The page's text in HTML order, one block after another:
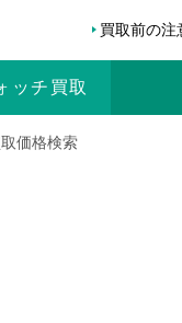
買取前の注
ッチ 買取
価格検索